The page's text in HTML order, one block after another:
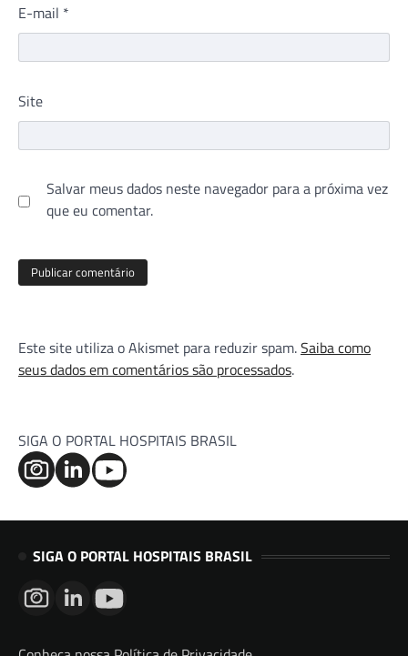
E-mail *
Site
Salvar meus dados neste navegador para a próxima vez
que eu comentar.
Este site utiliza o Akismet para reduzir spam.Saiba como
seus dados em comentários são processados.
SIGA O PORTAL HOSPITAIS BRASIL
SIGA O PORTAL HOSPITAIS BRASIL